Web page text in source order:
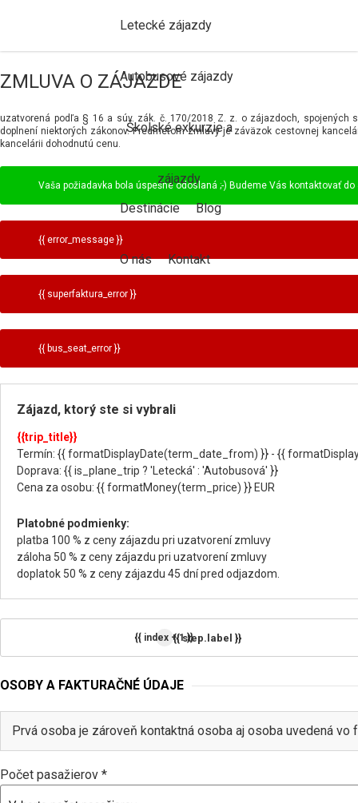
Letecké zájazdy
Autobusové zájazdy
Školské exkurzie a
zájazdy
Destinácie
Blog
O nás Kontakt
ZMLUVA O ZÁJAZDE
uzatvorená podľa § 16 a súv. zák. č. 170/2018 Z. z. o zájazdoch, spojených
doplnení niektorých zákonov. Predmetom zmluvy je záväzok cestovnej
kancelárii dohodnutú cenu.
Vaša požiadavka bola úspešne odoslaná ;-) Budeme Vás kontaktovať do
{{ error_message }}
{{ superfaktura_error }}
{{ bus_seat_error }}
Zájazd, ktorý ste si vybrali
{{trip_title}}
Termín: {{ formatDisplayDate(term_date_from) }} - {{
Doprava: {{ is_plane_trip ? 'Letecká' : 'Autobusová' }}
Cena za osobu: {{ formatMoney(term_price) }} EUR
Platobné podmienky:
platba 100 % z ceny zájazdu pri uzatvorení zmluvy
záloha 50 % z ceny zájazdu pri uzatvorení zmluvy
doplatok 50 % z ceny zájazdu 45 dní pred odjazdom.
{{ index + 1 }}{{ step.label }}
OSOBY A FAKTURAČNÉ ÚDAJE
Prvá osoba je zároveň kontaktná osoba aj osoba uvedená vo
Počet pasažierov *